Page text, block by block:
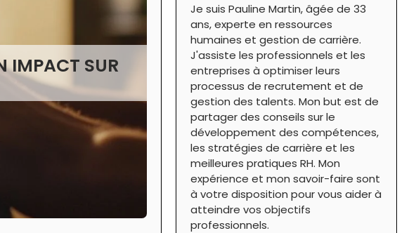
IMPACT SUR
Je suis Pauline Martin, âgée de 33
ans, experte en ressources
humaines et gestion de carrière.
J'assiste les professionnels et les
entreprises à optimiser leurs
processus de recrutement et de
gestion des talents. Mon but est de
partager des conseils sur le
développement des compétences,
les stratégies de carrière et les
meilleures pratiques RH. Mon
expérience et mon savoir-faire sont
à votre disposition pour vous aider à
atteindre vos objectifs
professionnels.